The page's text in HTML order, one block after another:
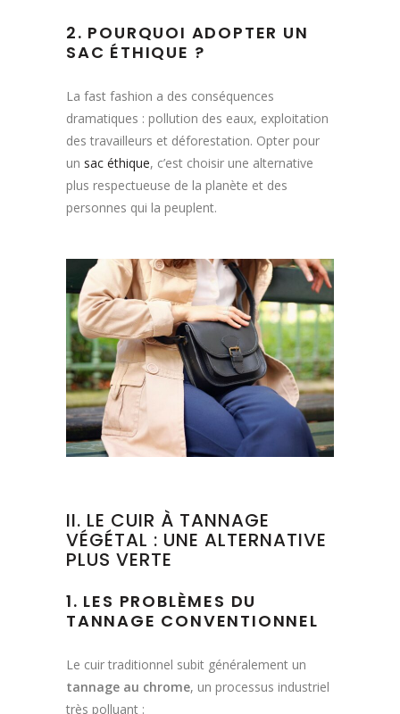
2. POURQUOI ADOPTER UN
SAC ÉTHIQUE ?
La fast fashion a des conséquences
dramatiques : pollution des eaux, exploitation
des travailleurs et déforestation. Opter pour
un sac éthique, c’est choisir une alternative
plus respectueuse de la planète et des
personnes qui la peuplent.
II. LE CUIR À TANNAGE
VÉGÉTAL : UNE ALTERNATIVE
PLUS VERTE
1. LES PROBLÈMES DU
TANNAGE CONVENTIONNEL
Le cuir traditionnel subit généralement un
tannage au chrome, un processus industriel
très polluant :